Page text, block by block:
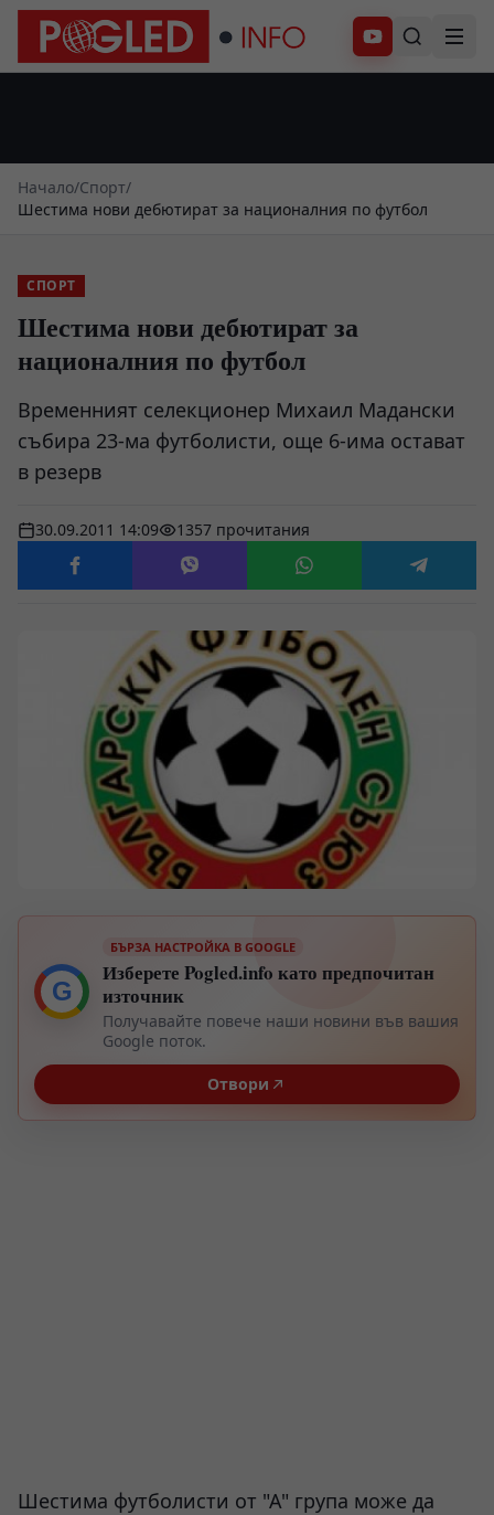
Абонирай се
Начало/Спорт/
Шестима нови дебютират за националния по футбол
СПОРТ
Шестима нови дебютират за
националния по футбол
Временният селекционер Михаил Мадански
събира 23-ма футболисти, още 6-има остават
в резерв
30.09.2011 14:09 1357 прочитания
G
БЪРЗА НАСТРОЙКА В GOOGLE
Изберете Pogled.info като предпочитан
източник
Получавайте повече наши новини във вашия
Google поток.
Отвори
Шестима футболисти от "А" група може да